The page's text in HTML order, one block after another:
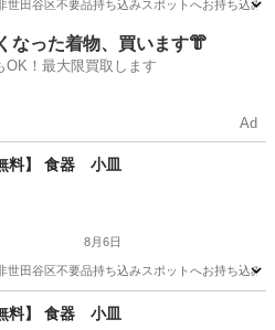
谷区不要品持ち込みスポットへお持ち込みし
ょこなった着物、買います👘
OK！最大限買取します
Ad
料】 食器 小皿
8月6日
谷区不要品持ち込みスポットへお持ち込みし
料】 食器 小皿